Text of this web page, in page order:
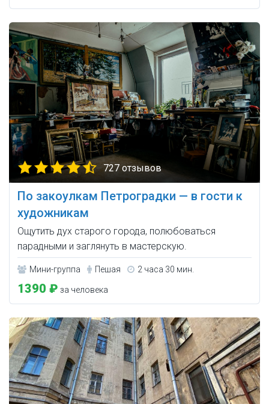
727 отзывов
По закоулкам Петроградки — в гости к
художникам
Ощутить дух старого города, полюбоваться
парадными и заглянуть в мастерскую.
Мини-группа Пешая 2 часа 30 мин.
1390 ₽ за человека